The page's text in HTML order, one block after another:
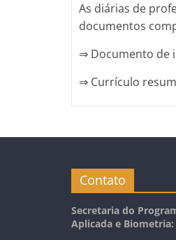
As diárias de
documentos
⇒ Documento de
⇒ Currículo
Contato
Secretaria do
Aplicada e Biometria: